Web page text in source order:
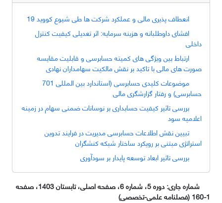
انعطاف پذیری مالی و عملکرد شرکت ها طی شیوع کووید 19
افشای داوطلبانه و هزینه سرمایه: اثر تعدیلی کیفیت کنترل
داخلی
ارتباط بین ویژگی های کمیته حسابرسی و قابلیت مقایسه
صورت های مالی با تاکید بر نقش مالکیت سهامداران نهادی
موضوعات کلیدی حسابرسی (استاندارد بین المللی 701
حسابرسی) و رفتار گزارشگری مالی
بررسی تاثیر کیفیت حسابداری بر نوسانات ضمنی سهام در زمینه
اعلامیه سود
تبیین نقش اطلاعات حسابرسی مدیریت در فرایند تدوین
استراتژی مبتنی بر رویکرد ساختار شبکه کنشگران
بررسی تاثیر ابعاد توسعه پایدار بر سودآوری
شماره جاری:
دوره 5، شماره 6، صفحه اصلی، تابستان 1403، صفحه
1-160 (فصلنامه علمی-تخصصی)